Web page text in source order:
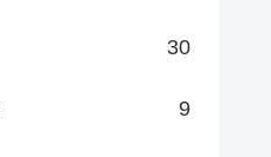
30
9